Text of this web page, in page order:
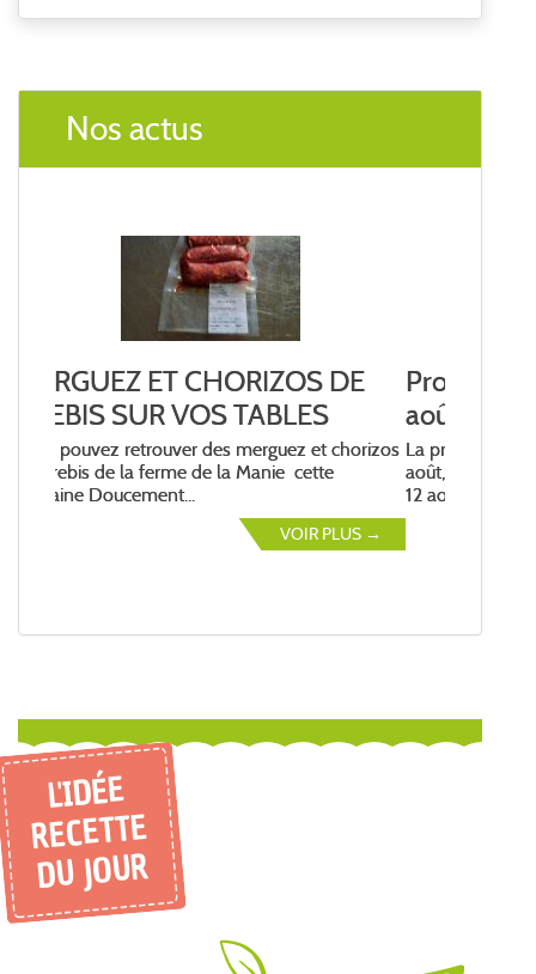
Nos actus
Prochaine livraison vendredi 14
août
La prochaine livraison aura lieu le vendredi 14
août, passez votre commande avant mercredi
12 août...
VOIR PLUS →
L'IDÉE
RECETTE
DU JOUR